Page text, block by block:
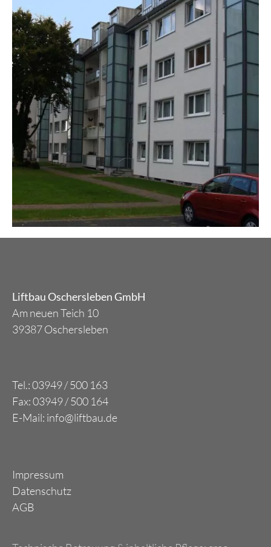
Liftbau Oschersleben GmbH
Am neuen Teich 10
39387 Oschersleben
Tel.: 03949 / 500 163
Fax: 03949 / 500 164
E-Mail: info@liftbau.de
Impressum
Datenschutz
AGB